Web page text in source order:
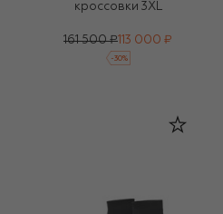
кроссовки 3XL
161 500 ₽ 113 000 ₽
-30%